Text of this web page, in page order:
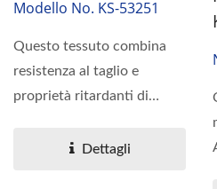
Modello No. KS-53251
Questo tessuto combina
resistenza al taglio e
proprietà ritardanti di
Dettagli